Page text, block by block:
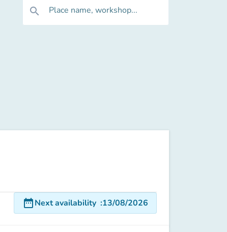
search Place name, workshop...
date_rangeNext availability :13/08/2026